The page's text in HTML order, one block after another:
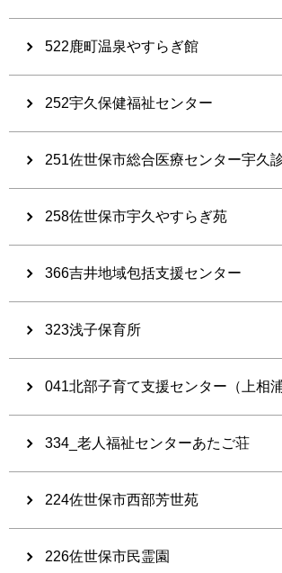
522鹿町温泉やすらぎ館
252宇久保健福祉センター
251佐世保市総合医療センター宇久
258佐世保市宇久やすらぎ苑
366吉井地域包括支援センター
323浅子保育所
041北部子育て支援センター（上相
334_老人福祉センターあたご荘
224佐世保市西部芳世苑
226佐世保市民霊園